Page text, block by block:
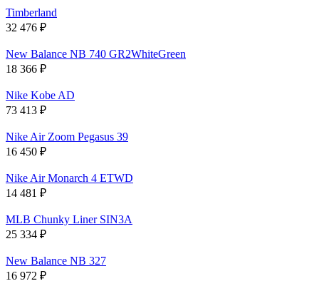
Timberland
32 476 ₽
New Balance NB 740 GR2WhiteGreen
18 366 ₽
Nike Kobe AD
73 413 ₽
Nike Air Zoom Pegasus 39
16 450 ₽
Nike Air Monarch 4 ETWD
14 481 ₽
MLB Chunky Liner SIN3A
25 334 ₽
New Balance NB 327
16 972 ₽